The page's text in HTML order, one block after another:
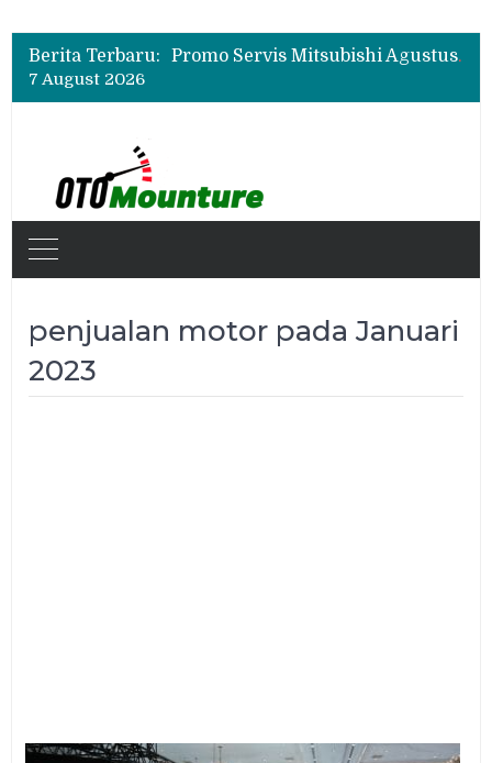
Berita Terbaru:
Bukan Cuma Layar 14,6 Inci, Ini Fitur Pintar Changan Nevo Q05 yang Dibanderol Rp309 Juta
Promo Servis Mitsubishi Agustus 2026, Ada Diskon ESP dan Bodi & Cat Kilau Merdeka
Bukan Cuma Layar 14,6 Inci, Ini Fitur Pintar Changan Nevo Q05 yang Dibanderol Rp309 Juta
7 August 2026
penjualan motor pada Januari
2023